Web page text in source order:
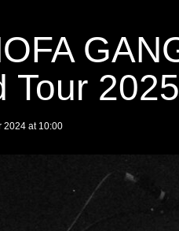
Tour
2024 at 10:00